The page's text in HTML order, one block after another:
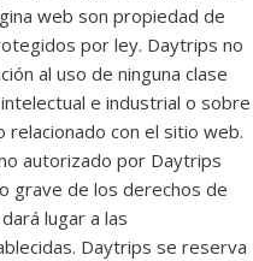
web son propiedad de
por ley. Daytrips no
al uso de ninguna clase
e industrial o sobre
con el sitio web.
autorizado por Daytrips
grave de los derechos de
lugar a las
Daytrips se reserva